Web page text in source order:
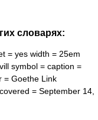
словарях:
= yes width = 25em
symbol = caption =
= Goethe Link
= September 14,